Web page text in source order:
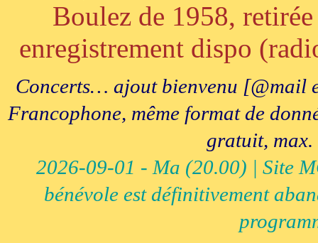
Boulez de 1958,
enregistrement dispo
Concerts… ajout bienvenu [@mail
Francophone, même format de
gratuit,
2026-09-01 - Ma (20.00) | Site
bénévole est définitivement